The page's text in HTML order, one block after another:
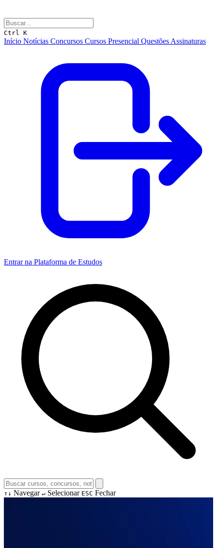
Ctrl K
Início Notícias Concursos Cursos Presencial Questões Assinaturas
Entrar na Plataforma de Estudos
↑↓ Navegar ↵ Selecionar ESC Fechar